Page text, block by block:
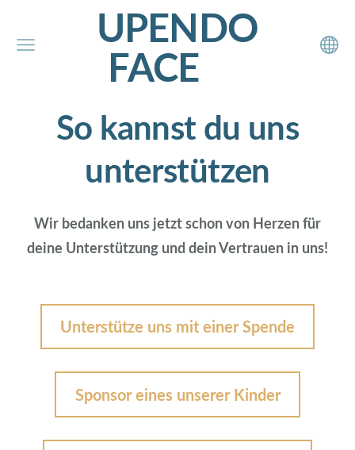
UPENDO
FACE
So kannst du uns
unterstützen
Wir bedanken uns jetzt schon von Herzen für
deine Unterstützung und dein Vertrauen in uns!
Unterstütze uns mit einer Spende
Sponsor eines unserer Kinder